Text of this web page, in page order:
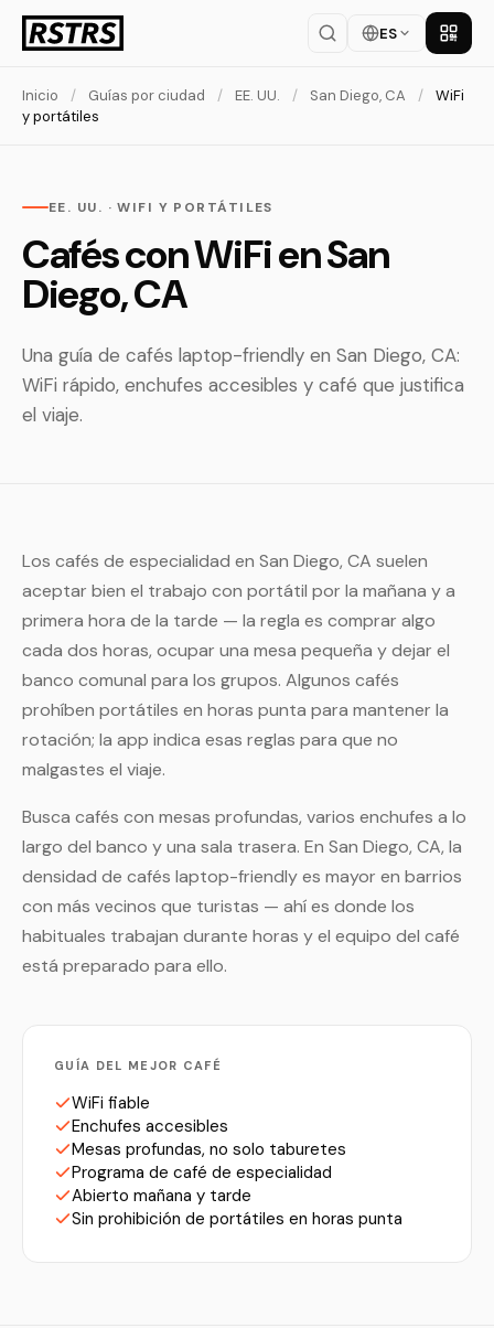
ES
Inicio / Guías por ciudad / EE. UU. / San Diego, CA /
WiFi
y portátiles
EE. UU. · WIFI Y PORTÁTILES
Cafés con WiFi en San
Diego, CA
Una guía de cafés laptop-friendly en San Diego, CA:
WiFi rápido, enchufes accesibles y café que justifica
el viaje.
Los cafés de especialidad en San Diego, CA suelen
aceptar bien el trabajo con portátil por la mañana y a
primera hora de la tarde — la regla es comprar algo
cada dos horas, ocupar una mesa pequeña y dejar el
banco comunal para los grupos. Algunos cafés
prohíben portátiles en horas punta para mantener la
rotación; la app indica esas reglas para que no
malgastes el viaje.
Busca cafés con mesas profundas, varios enchufes a lo
largo del banco y una sala trasera. En San Diego, CA, la
densidad de cafés laptop-friendly es mayor en barrios
con más vecinos que turistas — ahí es donde los
habituales trabajan durante horas y el equipo del café
está preparado para ello.
GUÍA DEL MEJOR CAFÉ
WiFi fiable
Enchufes accesibles
Mesas profundas, no solo taburetes
Programa de café de especialidad
Abierto mañana y tarde
Sin prohibición de portátiles en horas punta